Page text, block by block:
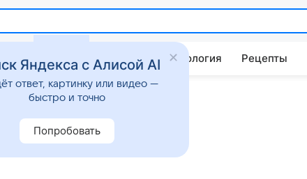
Гороскопы Стиль жизни Психология Рецепты
Яндекса с Алисой AI
ответ, картинку или видео —
быстро и точно
Попробовать